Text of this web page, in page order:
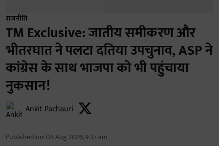
राजनीति
TM Exclusive: जातीय समीकरण और
भीतरघात ने पलटा दतिया उपचुनाव, ASP ने
कांग्रेस के साथ भाजपा को भी पहुंचाया
नुकसान!
Ankit Pachauri
Published on: 04 Aug 2026, 9:37 am